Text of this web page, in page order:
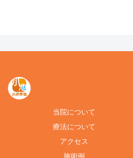
当院について
療法について
アクセス
施術例